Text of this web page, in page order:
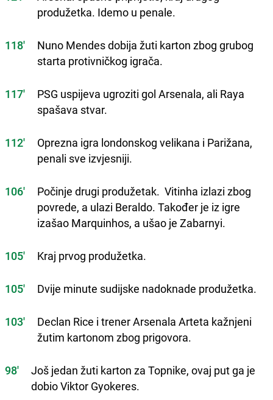
produžetka. Idemo u penale.
118'
Nuno Mendes dobija žuti karton zbog grubog
starta protivničkog igrača.
117'
PSG uspijeva ugroziti gol Arsenala, ali Raya
spašava stvar.
112'
Oprezna igra londonskog velikana i Parižana,
penali sve izvjesniji.
106'
Počinje drugi produžetak. Vitinha izlazi zbog
povrede, a ulazi Beraldo. Također je iz igre
izašao Marquinhos, a ušao je Zabarnyi.
105' Kraj prvog produžetka.
105' Dvije minute sudijske nadoknade produžetka.
103'
Declan Rice i trener Arsenala Arteta kažnjeni
žutim kartonom zbog prigovora.
98'
Još jedan žuti karton za Topnike, ovaj put ga je
dobio Viktor Gyokeres.